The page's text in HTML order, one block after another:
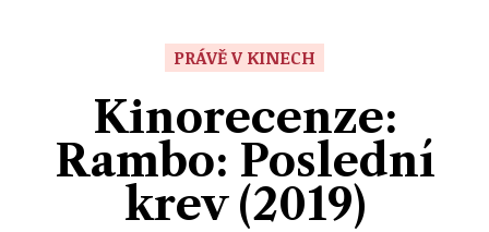
PRÁVĚ V KINECH
Kinorecenze:
Rambo: Poslední
krev (2019)